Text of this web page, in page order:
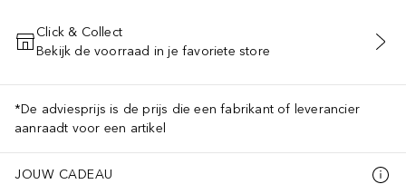
VOEG TOE AAN WINKELMANDJE
Click & Collect
Bekijk de voorraad in je favoriete store
*De adviesprijs is de prijs die een fabrikant of leverancier
aanraadt voor een artikel
JOUW CADEAU